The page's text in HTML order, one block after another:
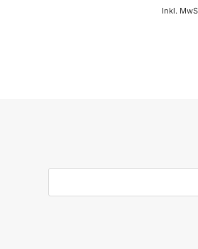
Inkl.